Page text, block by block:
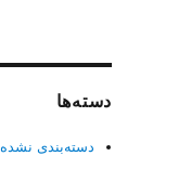
دسته‌ها
دسته‌بندی نشده